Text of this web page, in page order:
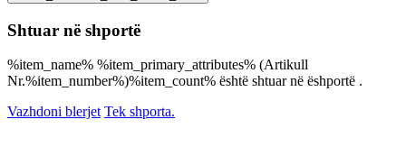
Shtuar në shportë
%item_name% %item_primary_attributes% (Artikull
Nr.%item_number%)%item_count% është shtuar në ëshportë .
Vazhdoni blerjet Tek shporta.